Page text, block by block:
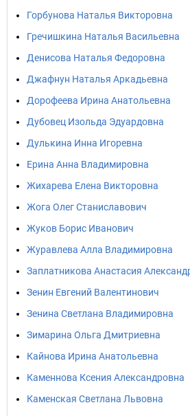
Горбунова Наталья Викторовна
Гречишкина Наталья Васильевна
Денисова Наталья Федоровна
Джафнун Наталья Аркадьевна
Дорофеева Ирина Анатольевна
Дубовец Изольда Эдуардовна
Дулькина Инна Игоревна
Ерина Анна Владимировна
Жихарева Елена Викторовна
Жога Олег Станиславович
Жуков Борис Иванович
Журавлева Алла Владимировна
Заплатникова Анастасия
Зенин Евгений Валентинович
Зенина Светлана Владимировна
Зимарина Ольга Дмитриевна
Кайнова Ирина Анатольевна
Каменнова Ксения Александровна
Каменская Светлана Львовна